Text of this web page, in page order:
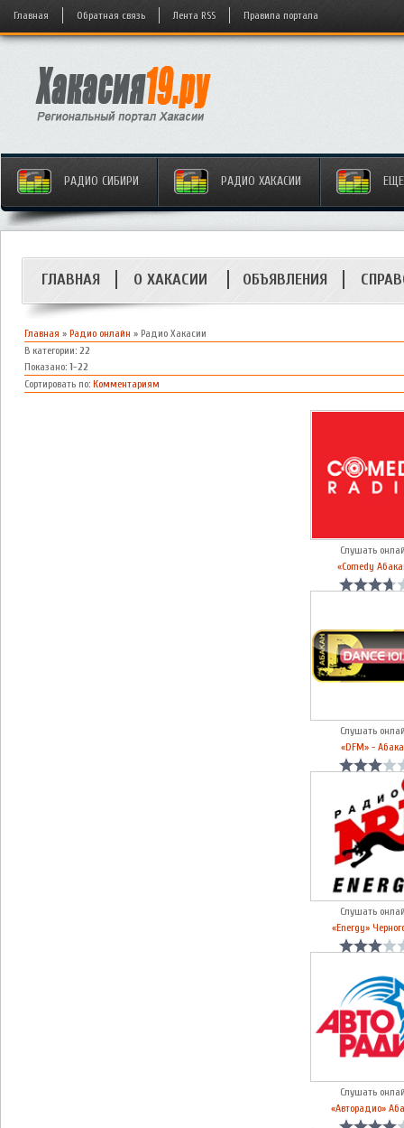
Главная Обратная связь Лента RSS Правила портала
РАДИО СИБИРИ РАДИО ХАКАСИИ
ГЛАВНАЯ О ХАКАСИИ ОБЪЯВЛЕНИЯ
Главная » Радио онлайн » Радио Хакасии
В категории: 22
Показано: 1-22
Сортировать по: Комментариям
Слушать
«Comedy
Слушать
«DFM» -
Слушать
«Energy»
Слушать
«Авторадио»